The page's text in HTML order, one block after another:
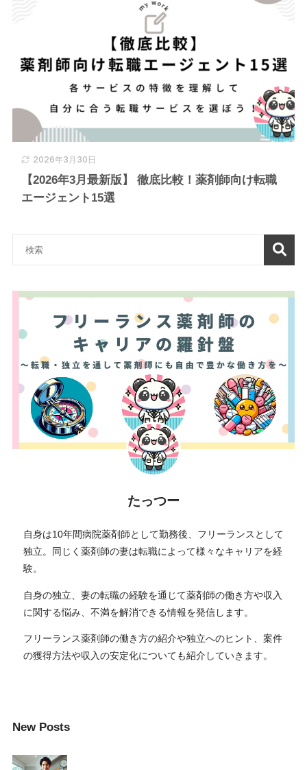
2026年3月30日
【2026年3月最新版】 徹底比較！薬剤師向け転職
エージェント15選
たっつー
自身は10年間病院薬剤師として勤務後、フリーランスとして
独立。同じく薬剤師の妻は転職によって様々なキャリアを経
験。
自身の独立、妻の転職の経験を通じて薬剤師の働き方や収入
に関する悩み、不満を解消できる情報を発信します。
フリーランス薬剤師の働き方の紹介や独立へのヒント、案件
の獲得方法や収入の安定化についても紹介していきます。
New Posts